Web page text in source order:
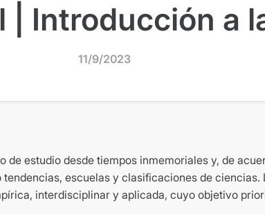
| Introducción a
11/9/2023
de estudio desde tiempos inmemoriales y, de
escuelas y clasificaciones de ciencias.
interdisciplinar y aplicada, cuyo objetivo